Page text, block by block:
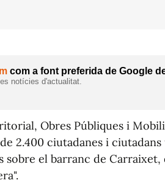
com a font preferida de Google
notícies d'actualitat.
Obres Públiques i
2.400 ciutadanes i
sobre el barranc de